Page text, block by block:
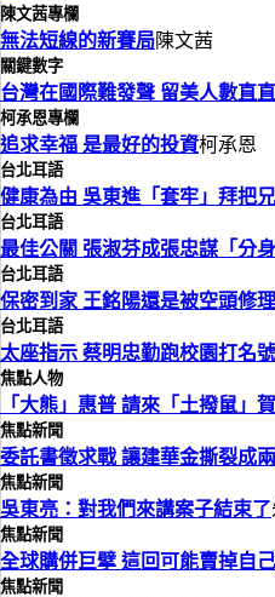
陳文茜專欄
無法短線的新賽局陳文茜
關鍵數字
台灣在國際難發聲 留美人數直
柯承恩專欄
追求幸福 是最好的投資柯承恩
台北耳語
健康為由 吳東進「套牢」拜把
台北耳語
最佳公關 張淑芬成張忠謀「分身
台北耳語
保密到家 王銘陽還是被空頭修理
台北耳語
太座指示 蔡明忠勤跑校園打名號
焦點人物
「大熊」惠普 請來「土撥鼠」
焦點新聞
委託書徵求戰 讓建華金撕裂成
焦點新聞
吳東亮：對我們來講案子結束了
焦點新聞
全球購併巨擘 這回可能賣掉自己
焦點新聞